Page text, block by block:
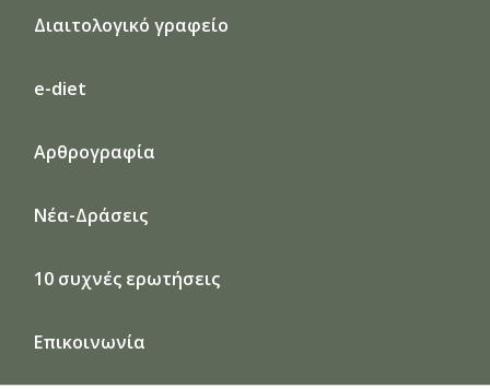
Διαιτολογικό γραφείο
e-diet
Αρθρογραφία
Νέα-Δράσεις
10 συχνές ερωτήσεις
Επικοινωνία